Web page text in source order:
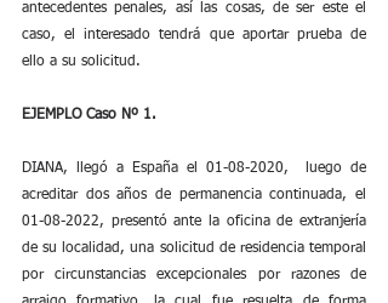
antecedentes penales, así las cosas, de ser este el
caso, el interesado tendrá que aportar prueba de
ello a su solicitud.
EJEMPLO Caso Nº 1.
DIANA, llegó a España el 01-08-2020,  luego de
acreditar dos años de permanencia continuada, el
01-08-2022, presentó ante la oficina de extranjería
de su localidad, una solicitud de residencia temporal
por circunstancias excepcionales por razones de